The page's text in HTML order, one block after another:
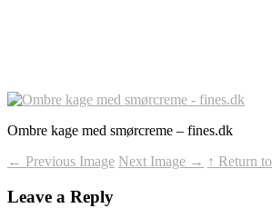
Ombre kage med smørcreme – fines.dk
← Previous Image Next Image → ↑ Return
Leave a Reply